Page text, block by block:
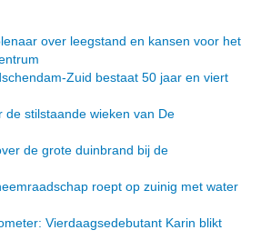
over leegstand en kansen voor het
Zuid bestaat 50 jaar en viert
de stilstaande wieken van De
de grote duinbrand bij de
roept op zuinig met water
Vierdaagsedebutant Karin blikt